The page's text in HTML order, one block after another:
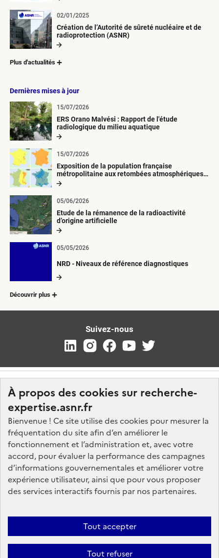
À propos des cookies sur recherche-
expertise.asnr.fr
Bienvenue ! Ce site utilise des cookies pour mesurer la
fréquentation du site afin d’en améliorer le
fonctionnement et l’administration et, avec votre
accord, pour évaluer la performance des campagnes
d’informations gouvernementales et améliorer votre
expérience utilisateur, ainsi que pour vous proposer
des services interactifs fournis par nos partenaires.
Tout accepter
Tout refuser
Création de l’Autorité de sûreté nucléaire et de
radioprotection (ASNR)
02/01/2025
Plus d'actualités
Dernières mises à jour
ERS Orano Malvési : Rapport de l'étude
radiologique du milieu aquatique
15/07/2026
Exposition de la population française
métropolitaine aux retombées atmosphériques
radioactives depuis 1945
15/07/2026
Etude de la rémanence de la radioactivité
d’origine artificielle
05/06/2026
NRD - Niveaux de référence diagnostiques
05/05/2026
Découvrir plus
Suivez-nous
Nos marchés
Nos offres d'emploi
FAQ
Glossaire
Plan du site